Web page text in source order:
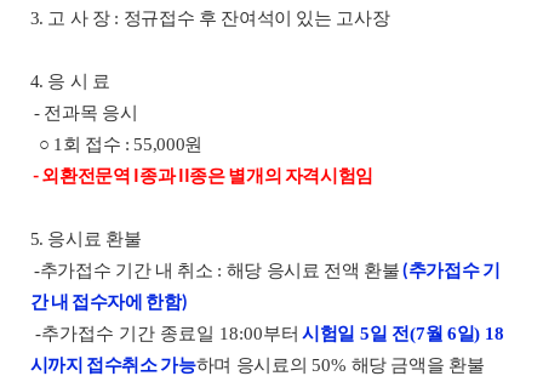
3. 고 사 장 : 정규접수 후 잔여석이 있는 고사장
4. 응 시 료
- 전과목 응시
○ 1회 접수 : 55,000원
- 외환전문역 I종과 II종은 별개의 자격시험임
5. 응시료 환불
-추가접수 기간 내 취소 : 해당 응시료 전액 환불(추가접수 기
간 내 접수자에 한함)
-추가접수 기간 종료일 18:00부터 시험일 5일 전(7월 6일) 18
시까지 접수취소 가능하며 응시료의 50% 해당 금액을 환불